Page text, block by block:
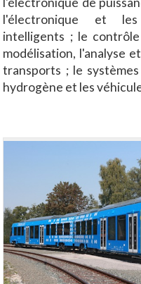
l'électronique et
intelligents ; le
modélisation, l'analyse
transports ; le
hydrogène et les